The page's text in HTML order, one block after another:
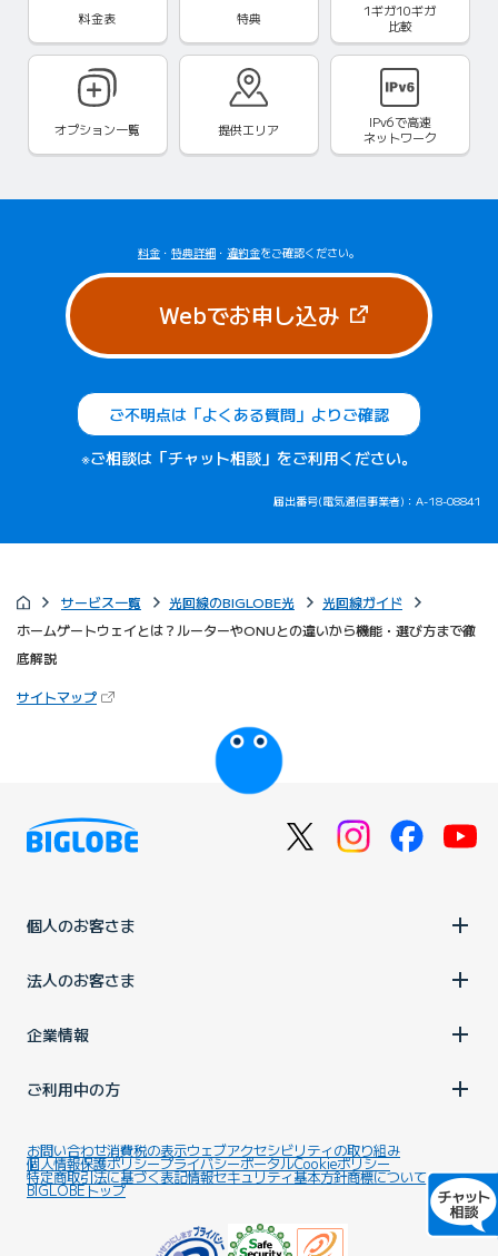
料金表 特典
1ギガ10ギガ
比較
オプション一覧 提供エリア IPv6で高速
ネットワーク
料金 ・ 特典詳細 ・ 違約金をご確認ください。
Webでお申し込み（新しいタブ
ご不明点は「よくある質問」よりご確認
※ご相談は「チャット相談」をご利用ください。
届出番号(電気通信事業者)：A-18-08841
サービス一覧 光回線のBIGLOBE光
光回線ガイド
ホームゲートウェイとは？ルーターやONUとの違いから機能・選び方まで徹
底解説
サイトマップ（新しいタブで開きます）
個人のお客さま
法人のお客さま
企業情報
ご利用中の方
お問い合わせ消費税の表示ウェブアクセシビリティの取り組み
個人情報保護ポリシープライバシーポータルCookieポリシー
特定商取引法に基づく表記情報セキュリティ基本方針商標について
BIGLOBEトップ